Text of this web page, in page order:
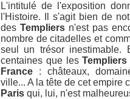
L'intitulé de l'exposition
l'Histoire. Il s'agit bien de
desTempliers n'est pas
nombre de citadelles et
seul un trésor inestimable.
centaines que lesTempliers
France : châteaux,
ville... A la tête de cet empire
Paris qui, lui, n'est